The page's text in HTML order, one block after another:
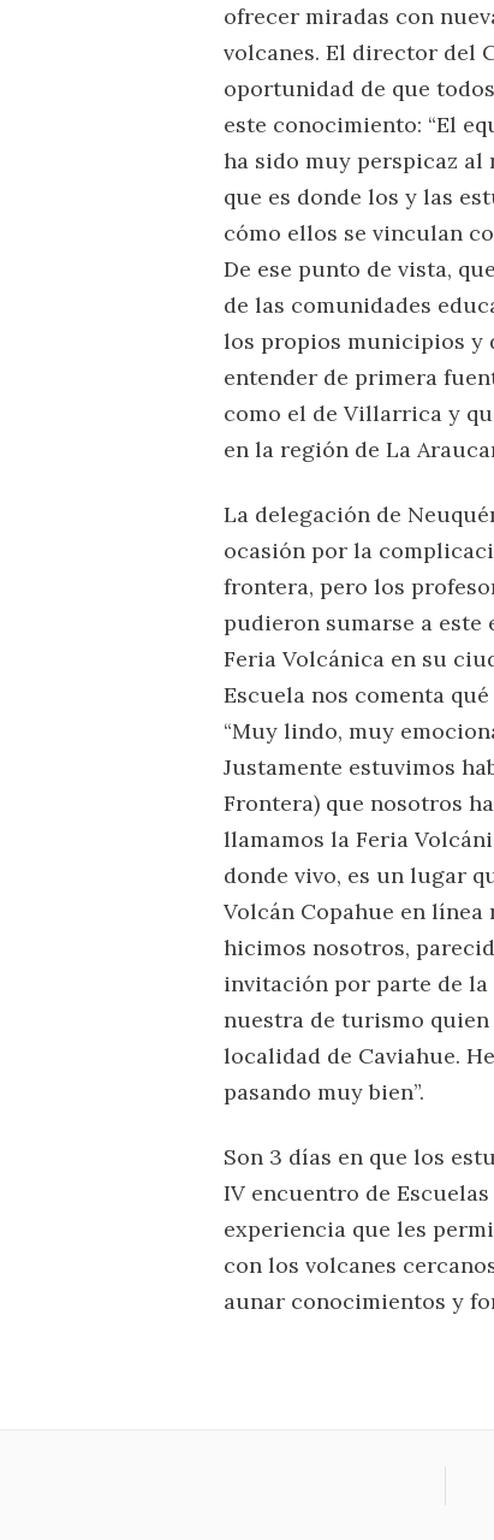
ofrecer miradas con
volcanes. El director del
oportunidad de que
este conocimiento: “El
ha sido muy perspicaz al
que es donde los y las
cómo ellos se vinculan
De ese punto de vista,
de las comunidades
los propios municipios y
entender de primera
como el de Villarrica y
en la región de La
La delegación de
ocasión por la
frontera, pero los
pudieron sumarse a este
Feria Volcánica en su
Escuela nos comenta
“Muy lindo, muy
Justamente estuvimos
Frontera) que nosotros
llamamos la Feria
donde vivo, es un lugar
Volcán Copahue en línea
hicimos nosotros,
invitación por parte de la
nuestra de turismo
localidad de Caviahue.
pasando muy bien”.
Son 3 días en que los
IV encuentro de
experiencia que les
con los volcanes
aunar conocimientos y